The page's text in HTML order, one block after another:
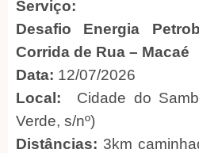
Serviço:
Desafio Energia
Corrida de Rua – Macaé
Data: 12/07/2026
Local:
Cidade do
Verde, s/nº)
Distâncias: 3km